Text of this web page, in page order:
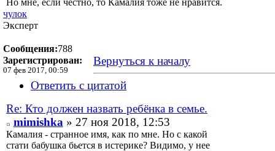
Но мне, если честно, то Камалия тоже не нравится.
чулок
Эксперт
Сообщения:788
Зарегистрирован:
07 фев 2017, 00:59
Вернуться к началу
Ответить с цитатой
Re: Кто должен назвать ребёнка в семье.
mimishka » 27 ноя 2018, 12:53
Камалия - странное имя, как по мне. Но с какой
стати бабушка бьется в истерике? Видимо, у нее